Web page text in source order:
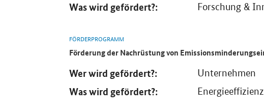
Was wird gefördert?: Forschung &
FÖRDERPROGRAMM
Förderung der Nachrüstung von
Wer wird gefördert?: Unternehmen
Was wird gefördert?: